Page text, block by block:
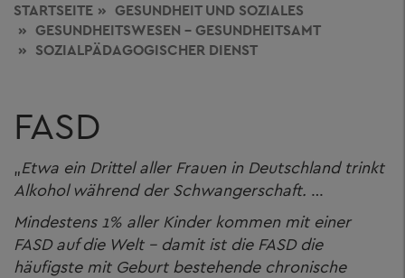
STARTSEITE GESUNDHEITUND SOZIALES
GESUNDHEITSWESEN - GESUNDHEITSAMT
SOZIALPÄDAGOGISCHER DIENST
FASD
„Etwa ein Drittel aller Frauen in Deutschland trinkt
Alkohol während der Schwangerschaft. …
Mindestens 1% aller Kinder kommen mit einer
FASD auf die Welt – damit ist die FASD die
häufigste mit Geburt bestehende chronische